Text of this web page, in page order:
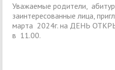
Уважаемые родители,
заинтересованные лица,
марта 2024г. на ДЕНЬ
в 11.00.